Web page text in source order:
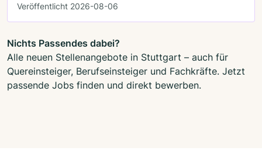
Veröffentlicht 2026-08-06
Nichts Passendes dabei?
Alle neuen Stellenangebote in Stuttgart – auch für
Quereinsteiger, Berufseinsteiger und Fachkräfte. Jetzt
passende Jobs finden und direkt bewerben.